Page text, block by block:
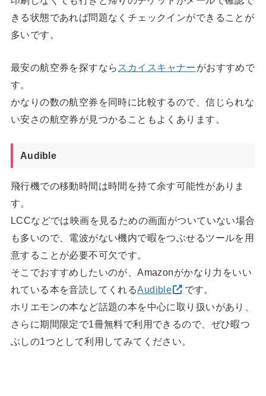
きる状態であれば問題なくチェックインができることが
多いです。
最安の航空券を探すなら スカイスキャナー がおすすめで
す。
かなりの数の航空券を同時に比較するので、信じられな
い安さの航空券が見つかることもよくあります。
Audible
飛行機での移動時間は時間を持て余す可能性がありま
す。
LCCなどでは映画を見るための画面がついていない場合
も多いので、電波がない機内で暇をつぶせるツールを用
意することが必要不可欠です。
そこでおすすめしたいのが、Amazonがかなり力をいい
れている本を音読してくれるAudible
です。
ホリエモンの本など話題の本を中心に取り扱いがあり、
さらに期間限定で1冊無料で利用できるので、ぜひ暇つ
ぶしの1つとして利用してみてください。